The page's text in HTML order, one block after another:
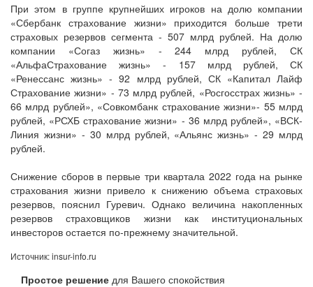
При этом в группе крупнейших игроков на долю компании
«Сбербанк страхование жизни» приходится больше трети
страховых резервов сегмента - 507 млрд рублей. На долю
компании «Согаз жизнь» - 244 млрд рублей, СК
«АльфаСтрахование жизнь» - 157 млрд рублей, СК
«Ренессанс жизнь» - 92 млрд рублей, СК «Капитал Лайф
Страхование жизни» - 73 млрд рублей, «Росгосстрах жизнь» -
66 млрд рублей», «Совкомбанк страхование жизни»- 55 млрд
рублей, «РСХБ страхование жизни» - 36 млрд рублей», «ВСК-
Линия жизни» - 30 млрд рублей, «Альянс жизнь» - 29 млрд
рублей.
Снижение сборов в первые три квартала 2022 года на рынке
страхования жизни привело к снижению объема страховых
резервов, пояснил Гуревич. Однако величина накопленных
резервов страховщиков жизни как институциональных
инвесторов остается по-прежнему значительной.
Источник: insur-info.ru
Простое решение для Вашего спокойствия